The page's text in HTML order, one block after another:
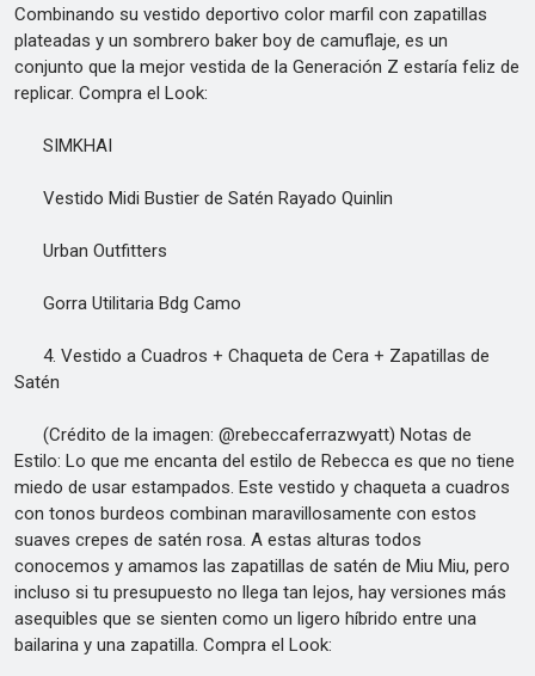
Combinando su vestido deportivo color marfil con zapatillas
plateadas y un sombrero baker boy de camuflaje, es un
conjunto que la mejor vestida de la Generación Z estaría feliz de
replicar. Compra el Look:
SIMKHAI
Vestido Midi Bustier de Satén Rayado Quinlin
Urban Outfitters
Gorra Utilitaria Bdg Camo
4. Vestido a Cuadros + Chaqueta de Cera + Zapatillas de
Satén
(Crédito de la imagen: @rebeccaferrazwyatt) Notas de
Estilo: Lo que me encanta del estilo de Rebecca es que no tiene
miedo de usar estampados. Este vestido y chaqueta a cuadros
con tonos burdeos combinan maravillosamente con estos
suaves crepes de satén rosa. A estas alturas todos
conocemos y amamos las zapatillas de satén de Miu Miu, pero
incluso si tu presupuesto no llega tan lejos, hay versiones más
asequibles que se sienten como un ligero híbrido entre una
bailarina y una zapatilla. Compra el Look: